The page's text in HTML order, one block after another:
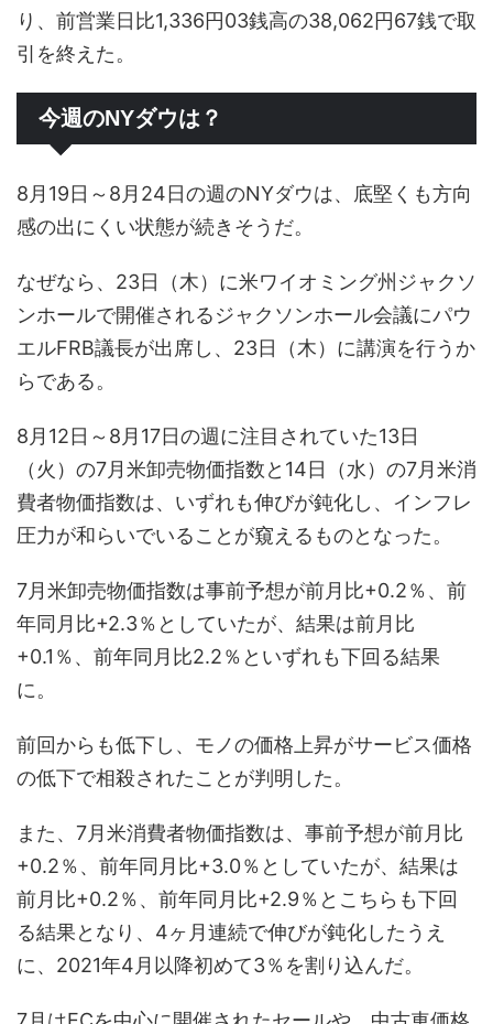
り、前営業日比1,336円03銭高の38,062円67銭で取
引を終えた。
今週のNYダウは？
8月19日～8月24日の週のNYダウは、底堅くも方向
感の出にくい状態が続きそうだ。
なぜなら、23日（木）に米ワイオミング州ジャクソ
ンホールで開催されるジャクソンホール会議にパウ
エルFRB議長が出席し、23日（木）に講演を行うか
らである。
8月12日～8月17日の週に注目されていた13日
（火）の7月米卸売物価指数と14日（水）の7月米消
費者物価指数は、いずれも伸びが鈍化し、インフレ
圧力が和らいでいることが窺えるものとなった。
7月米卸売物価指数は事前予想が前月比+0.2％、前
年同月比+2.3％としていたが、結果は前月比
+0.1％、前年同月比2.2％といずれも下回る結果
に。
前回からも低下し、モノの価格上昇がサービス価格
の低下で相殺されたことが判明した。
また、7月米消費者物価指数は、事前予想が前月比
+0.2％、前年同月比+3.0％としていたが、結果は
前月比+0.2％、前年同月比+2.9％とこちらも下回
る結果となり、4ヶ月連続で伸びが鈍化したうえ
に、2021年4月以降初めて3％を割り込んだ。